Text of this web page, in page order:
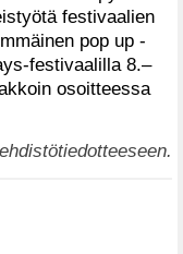
festivaalien
pop up -
festivaalilla 8.–
osoitteessa